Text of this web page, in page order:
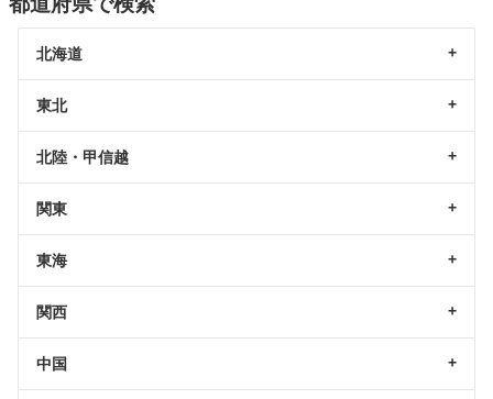
北海道
東北
北陸・甲信越
関東
東海
関西
中国